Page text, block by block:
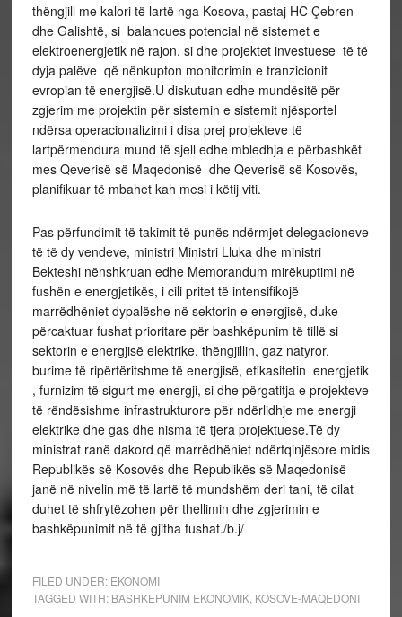
thëngjill me kalori të lartë nga Kosova, pastaj HC Çebren
dhe Galishtë, si balancues potencial në sistemet e
elektroenergjetik në rajon, si dhe projektet investuese të të
dyja palëve që nënkupton monitorimin e tranzicionit
evropian të energjisë.U diskutuan edhe mundësitë për
zgjerim me projektin për sistemin e sistemit njësportel
ndërsa operacionalizimi i disa prej projekteve të
lartpërmendura mund të sjell edhe mbledhja e përbashkët
mes Qeverisë së Maqedonisë dhe Qeverisë së Kosovës,
planifikuar të mbahet kah mesi i këtij viti.
Pas përfundimit të takimit të punës ndërmjet delegacioneve
të të dy vendeve, ministri Ministri Lluka dhe ministri
Bekteshi nënshkruan edhe Memorandum mirëkuptimi në
fushën e energjetikës, i cili pritet të intensifikojë
marrëdhëniet dypalëshe në sektorin e energjisë, duke
përcaktuar fushat prioritare për bashkëpunim të tillë si
sektorin e energjisë elektrike, thëngjillin, gaz natyror,
burime të ripërtëritshme të energjisë, efikasitetin energjetik
, furnizim të sigurt me energji, si dhe përgatitja e projekteve
të rëndësishme infrastrukturore për ndërlidhje me energji
elektrike dhe gas dhe nisma të tjera projektuese.Të dy
ministrat ranë dakord që marrëdhëniet ndërfqinjësore midis
Republikës së Kosovës dhe Republikës së Maqedonisë
janë në nivelin më të lartë të mundshëm deri tani, të cilat
duhet të shfrytëzohen për thellimin dhe zgjerimin e
bashkëpunimit në të gjitha fushat./b.j/
FILED UNDER: EKONOMI
TAGGED WITH: BASHKEPUNIM EKONOMIK, KOSOVE-MAQEDONI